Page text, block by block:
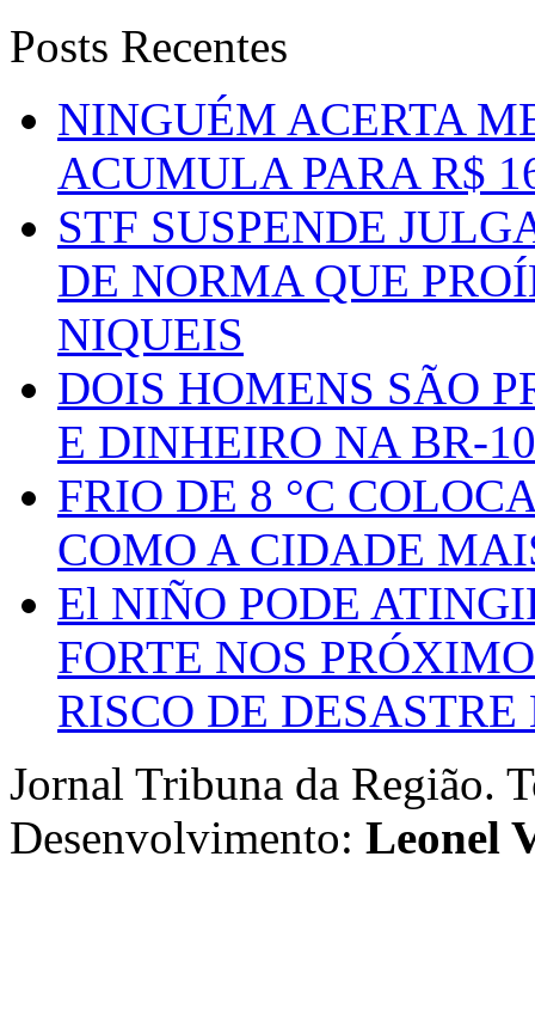
Posts Recentes
NINGUÉM ACERTA
ACUMULA PARA R$
STF SUSPENDE
DE NORMA QUE
NIQUEIS
DOIS HOMENS SÃO
E DINHEIRO NA BR-
FRIO DE 8 °C
COMO A CIDADE
El NIÑO PODE
FORTE NOS
RISCO DE
Jornal Tribuna da Região.
Desenvolvimento: Leonel